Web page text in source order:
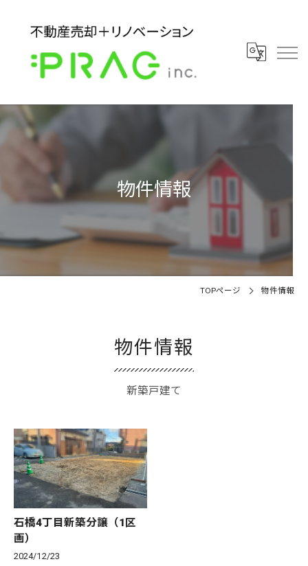
物件情報
TOPページ 物件情報
物件情報
新築戸建て
石橋4丁目新築分譲（1区
画）
2024/12/23